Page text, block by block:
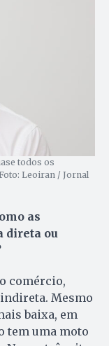
todos os
Leoiran / Jornal
as
direta ou
comércio,
Mesmo
baixa, em
tem uma moto